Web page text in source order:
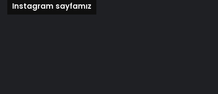
Son yazıları
Instagram sayfamız